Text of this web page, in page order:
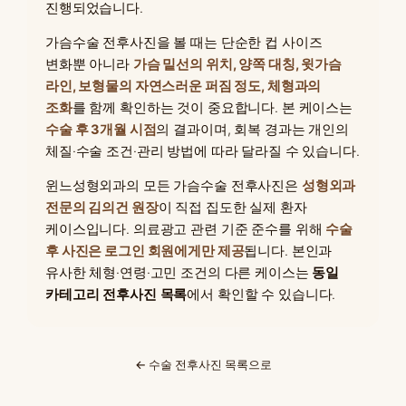
진행되었습니다.
가슴수술 전후사진을 볼 때는 단순한 컵 사이즈
변화뿐 아니라 가슴 밑선의 위치, 양쪽 대칭, 윗가슴
라인, 보형물의 자연스러운 퍼짐 정도, 체형과의
조화를 함께 확인하는 것이 중요합니다. 본 케이스는
수술 후 3개월 시점의 결과이며, 회복 경과는 개인의
체질·수술 조건·관리 방법에 따라 달라질 수 있습니다.
윈느성형외과의 모든 가슴수술 전후사진은 성형외과
전문의 김의건 원장이 직접 집도한 실제 환자
케이스입니다. 의료광고 관련 기준 준수를 위해 수술
후 사진은 로그인 회원에게만 제공됩니다. 본인과
유사한 체형·연령·고민 조건의 다른 케이스는 동일
카테고리 전후사진 목록에서 확인할 수 있습니다.
← 수술 전후사진 목록으로